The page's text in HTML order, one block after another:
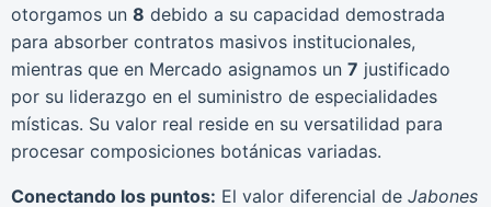
otorgamos un 8 debido a su capacidad demostrada
para absorber contratos masivos institucionales,
mientras que en Mercado asignamos un 7 justificado
por su liderazgo en el suministro de especialidades
místicas. Su valor real reside en su versatilidad para
procesar composiciones botánicas variadas.
Conectando los puntos: El valor diferencial de Jabones